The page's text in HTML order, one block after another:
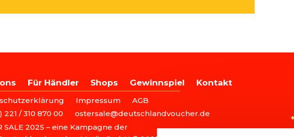
Für Händler Shops Gewinnspiel Kontakt
Impressum
AGB
221 / 310 870 00
ostersale@deutschlandvoucher.de
SALE 2025 – eine Kampagne der